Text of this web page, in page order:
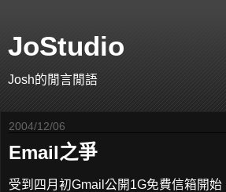
JoStudio
Josh的閒言閒語
2004/12/06
Email之爭
受到四月初Gmail公開1G免費信箱開始